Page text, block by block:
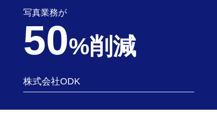
写真業務が
50%削減
株式会社ODK